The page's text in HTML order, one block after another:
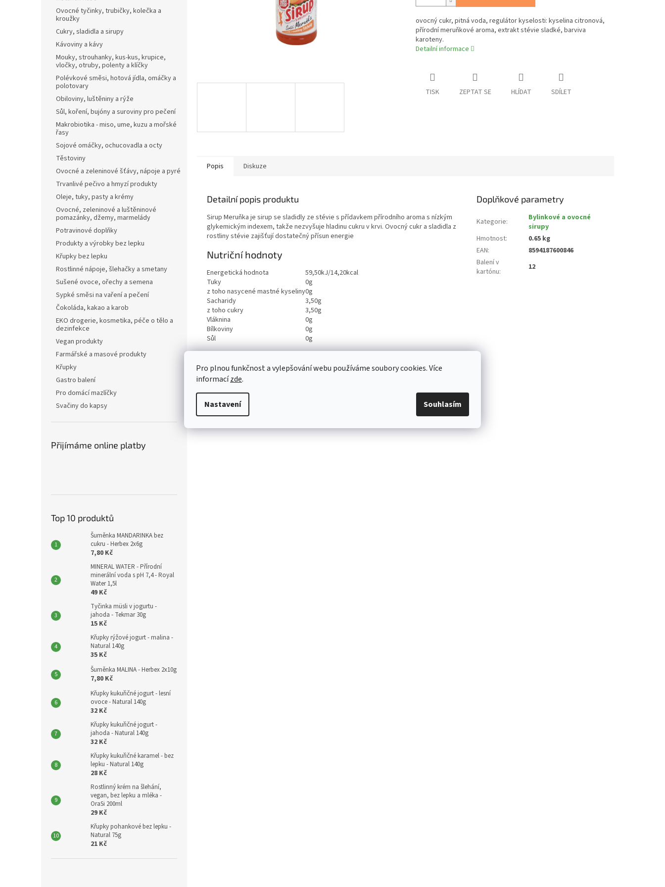
Pro plnou funkčnost a vylepšování webu používáme soubory cookies. Více
informacízde.
Nastavení Souhlasím
Ovocné tyčinky, trubičky, kolečka a
kroužky
Cukry, sladidla a sirupy
Kávoviny a kávy
Mouky, strouhanky, kus-kus, krupice,
vločky, otruby, polenty a klíčky
Polévkové směsi, hotová jídla, omáčky a
polotovary
Obiloviny, luštěniny a rýže
Sůl, koření, bujóny a suroviny pro pečení
Makrobiotika - miso, ume, kuzu a mořské
řasy
Sojové omáčky, ochucovadla a octy
Těstoviny
Ovocné a zeleninové šťávy, nápoje a pyré
Trvanlivé pečivo a hmyzí produkty
Oleje, tuky, pasty a krémy
Ovocné, zeleninové a luštěninové
pomazánky, džemy, marmelády
Potravinové doplňky
Produkty a výrobky bez lepku
Křupky bez lepku
Rostlinné nápoje, šlehačky a smetany
Sušené ovoce, ořechy a semena
Sypké směsi na vaření a pečení
Čokoláda, kakao a karob
EKO drogerie, kosmetika, péče o tělo a
dezinfekce
Vegan produkty
Farmářské a masové produkty
Křupky
Gastro balení
Pro domácí mazlíčky
Svačiny do kapsy
Přijímáme online platby
Top 10 produktů
Šuměnka MANDARINKA bez
cukru - Herbex 2x6g
7,80 Kč
MINERAL WATER - Přírodní
minerální voda s pH 7,4 - Royal
Water 1,5l
49 Kč
Tyčinka müsli v jogurtu -
jahoda - Tekmar 30g
15 Kč
Křupky rýžové jogurt - malina -
Natural 140g
35 Kč
Šuměnka MALINA - Herbex 2x10g
7,80 Kč
Křupky kukuřičné jogurt - lesní
ovoce - Natural 140g
32 Kč
Křupky kukuřičné jogurt -
jahoda - Natural 140g
32 Kč
Křupky kukuřičné karamel - bez
lepku - Natural 140g
28 Kč
Rostlinný krém na šlehání,
vegan, bez lepku a mléka -
OraSi 200ml
29 Kč
Křupky pohankové bez lepku -
Natural 75g
21 Kč
ovocný cukr, pitná voda, regulátor kyselosti: kyselina citronová,
přírodní meruňkové aroma, extrakt stévie sladké, barviva
karoteny.
Detailní informace
TISK ZEPTAT SE HLÍDAT SDÍLET
Popis Diskuze
Detailní popis produktu
Sirup Meruňka je sirup se sladidly ze stévie s přídavkem přírodního aroma s nízkým
glykemickým indexem, takže nezvyšuje hladinu cukru v krvi. Ovocný cukr a sladidla z
rostliny stévie zajišťují dostatečný přísun energie
Nutriční hodnoty
Energetická hodnota
59,50kJ/14,20kcal
Tuky
0g
z toho nasycené mastné kyseliny0g
Sacharidy
3,50g
z toho cukry
3,50g
Vláknina
0g
Bílkoviny
0g
Sůl
0g
Doplňkové parametry
Kategorie:
Bylinkové a ovocné
sirupy
Hmotnost:
0.65 kg
EAN:
8594187600846
Balení v
kartónu: 12